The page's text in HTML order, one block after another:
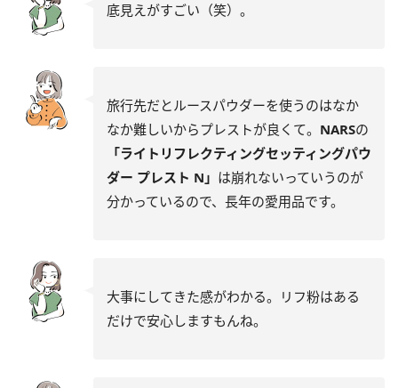
底見えがすごい（笑）。
旅行先だとルースパウダーを使うのはなか
なか難しいからプレストが良くて。 NARSの
「ライトリフレクティングセッティングパウ
ダー プレスト N」 は崩れないっていうのが
分かっているので、長年の愛用品です。
大事にしてきた感がわかる。リフ粉はある
だけで安心しますもんね。